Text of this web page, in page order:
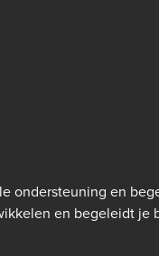
ondersteuning en
en begeleidt je